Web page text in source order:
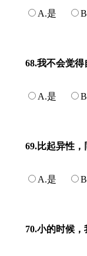
A.是
68.我不会觉
A.是
69.比起异性
A.是
70.小的时候